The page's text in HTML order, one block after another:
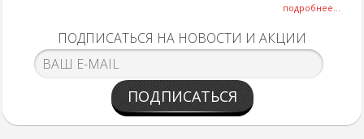
подробнее...
ПОДПИСАТЬСЯ НА НОВОСТИ И АКЦИИ
ПОДПИСАТЬСЯ